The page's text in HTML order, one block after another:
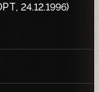
24.12.1996)